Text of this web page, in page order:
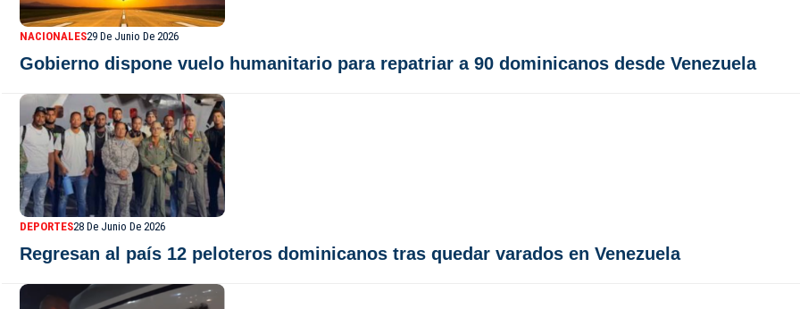
NACIONALES29 De Junio De 2026
Gobierno dispone vuelo humanitario para repatriar a 90 dominicanos desde Venezuela
DEPORTES28 De Junio De 2026
Regresan al país 12 peloteros dominicanos tras quedar varados en Venezuela